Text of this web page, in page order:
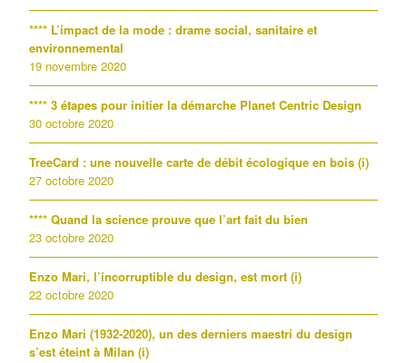
**** L’impact de la mode : drame social, sanitaire et
environnemental
19 novembre 2020
**** 3 étapes pour initier la démarche Planet Centric Design
30 octobre 2020
TreeCard : une nouvelle carte de débit écologique en bois (i)
27 octobre 2020
**** Quand la science prouve que l’art fait du bien
23 octobre 2020
Enzo Mari, l’incorruptible du design, est mort (i)
22 octobre 2020
Enzo Mari (1932-2020), un des derniers maestri du design
s’est éteint à Milan (i)